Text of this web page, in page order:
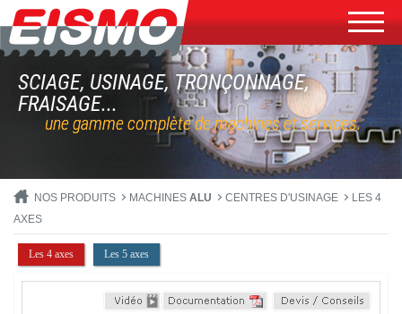
SCIAGE, USINAGE, TRONÇONNAGE,
FRAISAGE...
une gamme complète de machines et services.
NOS PRODUITS MACHINES ALU CENTRES D'USINAGE
LES 4
AXES
Les 4 axes Les 5 axes